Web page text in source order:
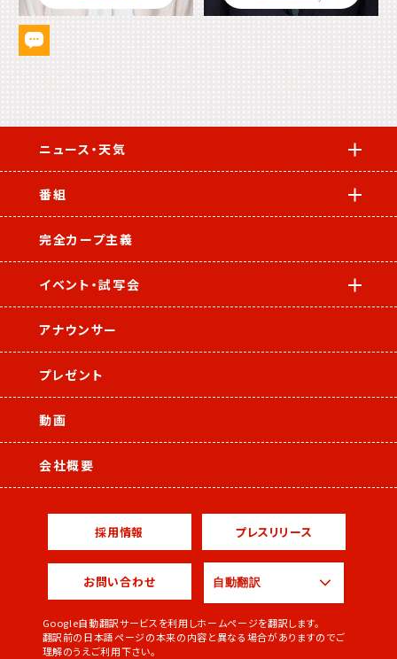
ニュース・天気
番組
完全カープ主義
イベント・試写会
アナウンサー
プレゼント
動画
会社概要
採用情報 プレスリリース
お問い合わせ
Google自動翻訳サービスを利用しホームページを翻訳します。
翻訳前の日本語ページの本来の内容と異なる場合がありますのでご
理解のうえご利用下さい。